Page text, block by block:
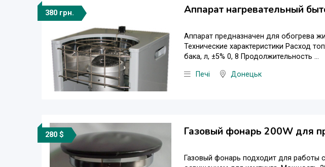
380 грн. Аппарат нагревательный
Аппарат предназначен для обогрева
Технические характеристики Расход
бака, л, ±5% 0, 8 Продолжительность ...
Печі Донецьк
280 $ Газовый фонарь 200W для
Газовый фонарь подходит для работы